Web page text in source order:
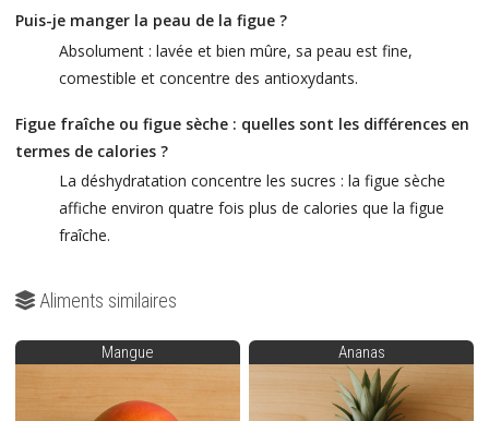
Puis-je manger la peau de la figue ?
Absolument : lavée et bien mûre, sa peau est fine,
comestible et concentre des antioxydants.
Figue fraîche ou figue sèche : quelles sont les différences en
termes de calories ?
La déshydratation concentre les sucres : la figue sèche
affiche environ quatre fois plus de calories que la figue
fraîche.
Aliments similaires
Mangue Ananas